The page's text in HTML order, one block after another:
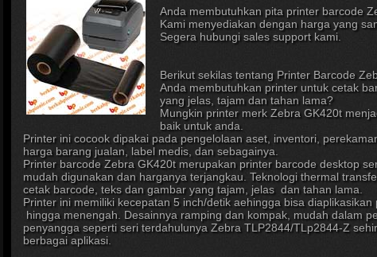
Anda membutuhkan pita printer barcode
Kami menyediakan dengan harga yang
Segera hubungi sales support kami.
Berikut sekilas tentang Printer Barcode
Anda membutuhkan printer untuk cetak
yang jelas, tajam dan tahan lama?
Mungkin printer merk Zebra GK420t
baik untuk anda.
Printer ini cocook dipakai pada pengelolaan aset, inventori,
harga barang jualan, label medis, dan sebagainya.
Printer barcode Zebra GK420t merupakan printer barcode desktop
mudah digunakan dan harganya terjangkau. Teknologi thermal
cetak barcode, teks dan gambar yang tajam, jelas dan tahan lama.
Printer ini memiliki kecepatan 5 inch/detik aehingga bisa
hingga menengah. Desainnya ramping dan kompak, mudah dalam
penyangga seperti seri terdahulunya Zebra TLP2844/TLp2844-Z
berbagai aplikasi.